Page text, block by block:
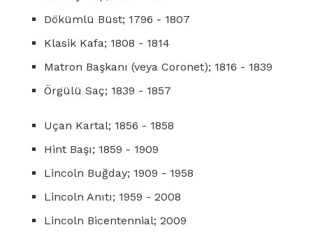
Dökümlü Büst; 1796 - 1807
Klasik Kafa; 1808 - 1814
Matron Başkanı (veya Coronet); 1816 - 1839
Örgülü Saç; 1839 - 1857
Uçan Kartal; 1856 - 1858
Hint Başı; 1859 - 1909
Lincoln Buğday; 1909 - 1958
Lincoln Anıtı; 1959 - 2008
Lincoln Bicentennial; 2009